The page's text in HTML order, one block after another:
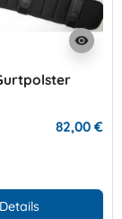
visibility
82,00 €
Details